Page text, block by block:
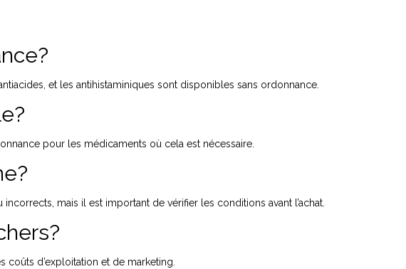
et les antihistaminiques sont disponibles sans ordonnance.
pour les médicaments où cela est nécessaire.
mais il est important de vérifier les conditions avant l’achat.
d’exploitation et de marketing.